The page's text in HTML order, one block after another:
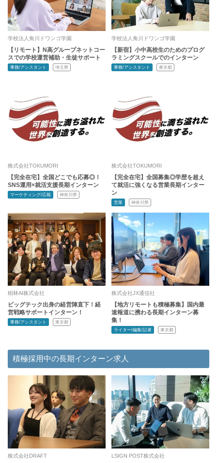
学校法人角川ドワンゴ学園
【リモート】N高グループネットコー
スでの学校運営補助・生徒サポート
事務/アシスタント 埼玉県
学校法人角川ドワンゴ学園
【新宿】小中高校生のためのプログ
ラミングスクールでのインターン
事務/アシスタント 東京都
株式会社TOKUMORI
【完全在宅】全国どこでも応募◎！
SNS運用×就活支援長期インターン
マーケティング/広報 神奈川県
株式会社TOKUMORI
【完全在宅】全国募集◎学歴を超え
て就活に強くなる営業長期インター
ン
営業 神奈川県
樹林AI株式会社
ビッグテック出身の経営陣直下！経
営戦略サポートインターン！
事務/アシスタント 東京都
株式会社JX通信社
【地方リモートも積極募集】国内最
速報道に携わる長期インターン募
集！
ライター/編集/記者 東京都
積極採用中の長期インターン求人
株式会社DRAFT LSIGN POST株式会社